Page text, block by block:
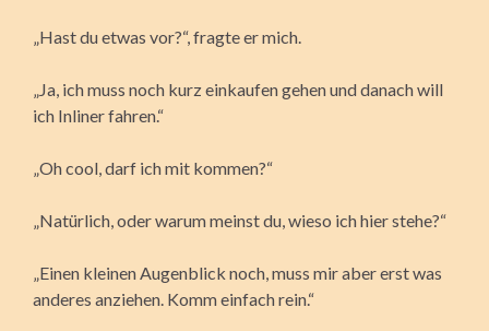
„Hast du etwas vor?“, fragte er mich.
„Ja, ich muss noch kurz einkaufen gehen und danach will
ich Inliner fahren.“
„Oh cool, darf ich mit kommen?“
„Natürlich, oder warum meinst du, wieso ich hier stehe?“
„Einen kleinen Augenblick noch, muss mir aber erst was
anderes anziehen. Komm einfach rein.“